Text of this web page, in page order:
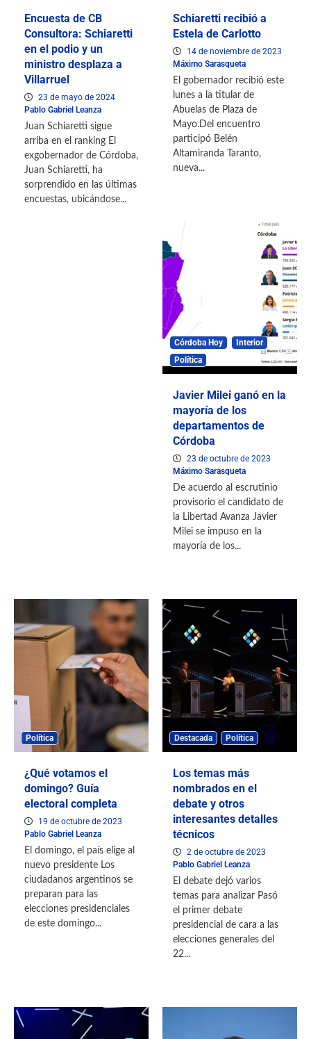
Encuesta de CB
Consultora: Schiaretti
en el podio y un
ministro desplaza a
Villarruel
23 de mayo de 2024
Pablo Gabriel Leanza
Juan Schiaretti sigue
arriba en el ranking El
exgobernador de Córdoba,
Juan Schiaretti, ha
sorprendido en las últimas
encuestas, ubicándose...
Schiaretti recibió a
Estela de Carlotto
14 de noviembre de 2023
Máximo Sarasqueta
El gobernador recibió este
lunes a la titular de
Abuelas de Plaza de
Mayo.Del encuentro
participó Belén
Altamiranda Taranto,
nueva...
Córdoba Hoy
Interior
Política
Javier Milei ganó en la
mayoría de los
departamentos de
Córdoba
23 de octubre de 2023
Máximo Sarasqueta
De acuerdo al escrutinio
provisorio el candidato de
la Libertad Avanza Javier
Milei se impuso en la
mayoría de los...
Política
¿Qué votamos el
domingo? Guía
electoral completa
19 de octubre de 2023
Pablo Gabriel Leanza
El domingo, el país elige al
nuevo presidente Los
ciudadanos argentinos se
preparan para las
elecciones presidenciales
de este domingo...
Destacada Política
Los temas más
nombrados en el
debate y otros
interesantes detalles
técnicos
2 de octubre de 2023
Pablo Gabriel Leanza
El debate dejó varios
temas para analizar Pasó
el primer debate
presidencial de cara a las
elecciones generales del
22...